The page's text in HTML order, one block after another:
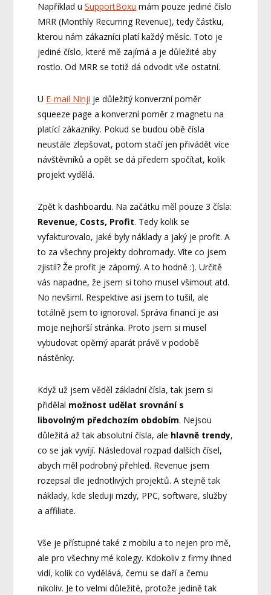
Například uSupportBoxu mám pouze jediné číslo
MRR (Monthly Recurring Revenue), tedy částku,
kterou nám zákazníci platí každý měsíc. Toto je
jediné číslo, které mě zajímá a je důležité aby
rostlo. Od MRR se totiž dá odvodit vše ostatní.
U E-mail Ninji je důležitý konverzní poměr
squeeze page a konverzní poměr z magnetu na
platící zákazníky. Pokud se budou obě čísla
neustále zlepšovat, potom stačí jen přivádět více
návštěvníků a opět se dá předem spočítat, kolik
projekt vydělá.
Zpět k dashboardu. Na začátku měl pouze 3 čísla:
Revenue, Costs, Profit. Tedy kolik se
vyfakturovalo, jaké byly náklady a jaký je profit. A
to za všechny projekty dohromady. Víte co jsem
zjistil? Že profit je záporný. A to hodně :). Určitě
vás napadne, že jsem si toho musel všimout atd.
No nevšiml. Respektive asi jsem to tušil, ale
totálně jsem to ignoroval. Správa financí je asi
moje nejhorší stránka. Proto jsem si musel
vybudovat opěrný aparát právě v podobě
nástěnky.
Když už jsem věděl základní čísla, tak jsem si
přidělal možnost udělat srovnání s
libovolným předchozím obdobím. Nejsou
důležitá až tak absolutní čísla, ale hlavně trendy,
co se jak vyvíjí. Následoval rozpad dalších čísel,
abych měl podrobný přehled. Revenue jsem
rozepsal dle jednotlivých projektů. A stejně tak
náklady, kde sleduji mzdy, PPC, software, služby
a affiliate.
Vše je přístupné také z mobilu a to nejen pro mě,
ale pro všechny mé kolegy. Kdokoliv z firmy ihned
vidí, kolik co vydělává, čemu se daří a čemu
nikoliv. Je to velmi důležité, protože jedině tak